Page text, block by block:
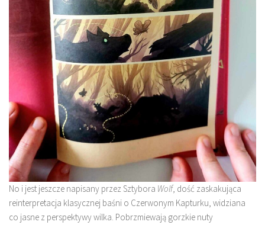
No i jest jeszcze napisany przez Sztybora Wolf, dość zaskakująca
reinterpretacja klasycznej baśni o Czerwonym Kapturku, widziana
co jasne z perspektywy wilka. Pobrzmiewają gorzkie nuty